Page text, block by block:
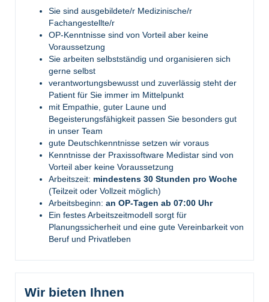
Sie sind ausgebildete/r Medizinische/r
Fachangestellte/r
OP-Kenntnisse sind von Vorteil aber keine
Voraussetzung
Sie arbeiten selbstständig und organisieren sich
gerne selbst
verantwortungsbewusst und zuverlässig steht der
Patient für Sie immer im Mittelpunkt
mit Empathie, guter Laune und
Begeisterungsfähigkeit passen Sie besonders gut
in unser Team
gute Deutschkenntnisse setzen wir voraus
Kenntnisse der Praxissoftware Medistar sind von
Vorteil aber keine Voraussetzung
Arbeitszeit: mindestens 30 Stunden pro Woche
(Teilzeit oder Vollzeit möglich)
Arbeitsbeginn: an OP-Tagen ab 07:00 Uhr
Ein festes Arbeitszeitmodell sorgt für
Planungssicherheit und eine gute Vereinbarkeit von
Beruf und Privatleben
Wir bieten Ihnen